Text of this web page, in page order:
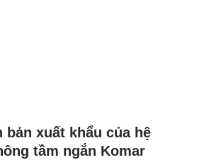
bản xuất khẩu của hệ
tầm ngắn Komar